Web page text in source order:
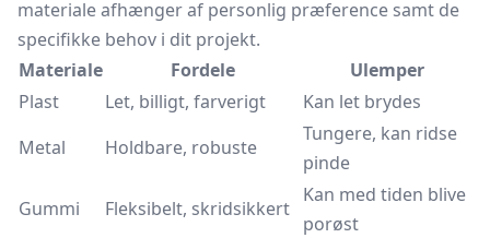
materiale afhænger af personlig præference samt de
specifikke behov i dit projekt.
Materiale
Fordele
Ulemper
Plast
Let, billigt, farverigt
Kan let brydes
Metal
Holdbare, robuste
Tungere, kan ridse
pinde
Gummi
Fleksibelt, skridsikkert
Kan med tiden blive
porøst